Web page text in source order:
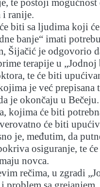
te postoji mogućnost
i ranije.
biti sa ljudima koji
banje“ imati
Šijačić je odgovorio
terapije u
te će biti
je već prepisana
je okončaju u Bečeju.
kojima će biti
će biti
je, međutim, da
osiguranje, te
novca.
rečima, u zgradi